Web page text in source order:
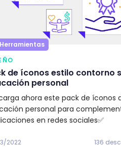
Herramientas
de íconos estilo contorno
personal
ahora este pack de íconos
personal para
en redes sociales✅
2022 136